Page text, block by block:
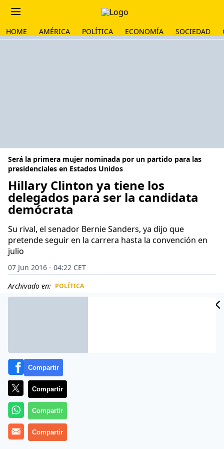
HOME AMÉRICA POLÍTICA ECONOMÍA SOCIEDAD
Será la primera mujer nominada por un partido para las
presidenciales en Estados Unidos
Hillary Clinton ya tiene los
delegados para ser la candidata
demócrata
Su rival, el senador Bernie Sanders, ya dijo que
pretende seguir en la carrera hasta la convención en
julio
07 Jun 2016 - 04:22 CET
Archivado en: POLÍTICA
Compartir
Compartir
Compartir
Compartir